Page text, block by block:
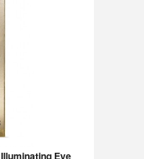
Eye